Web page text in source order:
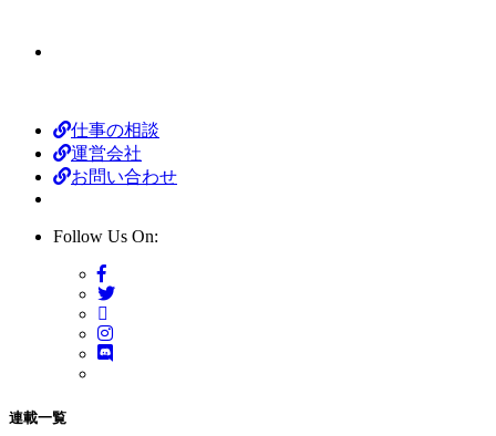
仕事の相談
運営会社
お問い合わせ
Follow Us On:
連載一覧